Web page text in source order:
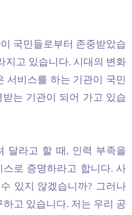
국민들로부터 존중받았습
지고 있습니다. 시대의 변화
서비스를 하는 기관이 국민
는 기관이 되어 가고 있습
달라고 할 때, 인력 부족을
로 증명하라고 합니다. 사
있지 않겠습니까? 그러나
고 있습니다. 저는 우리 공